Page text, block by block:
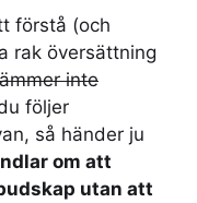
förstå (och
rak översättning
inte
följer
så händer ju
om att
utan att